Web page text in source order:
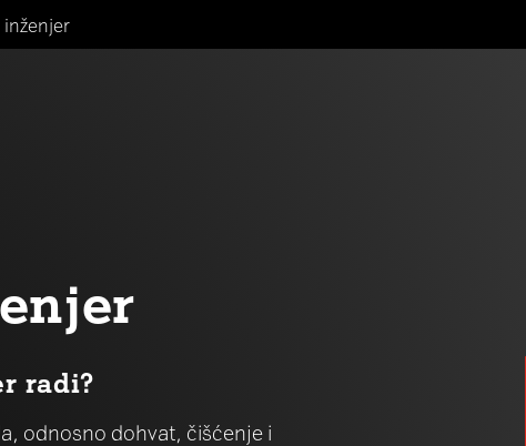
inženjer
radi?
odnosno dohvat, čišćenje i